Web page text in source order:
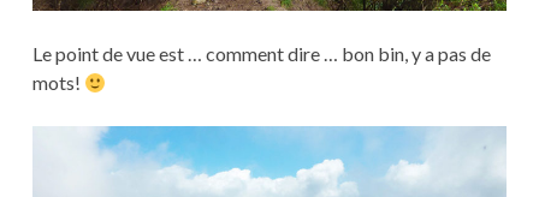
Le point de vue est … comment dire … bon bin, y a pas de
mots!